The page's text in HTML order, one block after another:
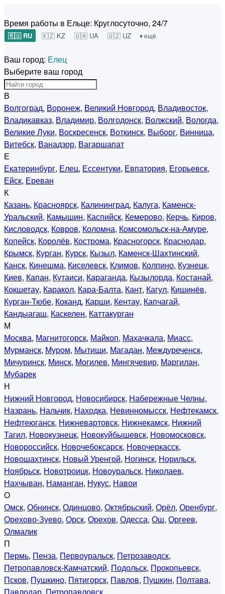
Время работы в Ельце: Круглосуточно, 24/7
🇷🇺 RU 🇰🇿 KZ 🇺🇦 UA 🇺🇿 UZ ▾ ещё
Ваш город: Елец
Выберите ваш город
В
Волгоград, Воронеж, Великий Новгород, Владивосток,
Владикавказ, Владимир, Волгодонск, Волжский, Вологда,
Великие Луки, Воскресенск, Воткинск, Выборг, Винница,
Витебск, Ванадзор, Вагаршапат
Е
Екатеринбург, Елец, Ессентуки, Евпатория, Егорьевск,
Ейск, Ереван
К
Казань, Красноярск, Калининград, Калуга, Каменск-
Уральский, Камышин, Каспийск, Кемерово, Керчь, Киров,
Кисловодск, Ковров, Коломна, Комсомольск-на-Амуре,
Копейск, Королёв, Кострома, Красногорск, Краснодар,
Крымск, Курган, Курск, Кызыл, Каменск-Шахтинский,
Канск, Кинешма, Киселевск, Климов, Колпино, Кузнецк,
Киев, Капан, Кутаиси, Караганда, Кызылорда, Костанай,
Кокшетау, Каракол, Кара-Балта, Кант, Кагул, Кишинёв,
Курган-Тюбе, Коканд, Карши, Кентау, Капчагай,
Кандыагаш, Каскелен, Каттакурган
М
Москва, Магнитогорск, Майкоп, Махачкала, Миасс,
Мурманск, Муром, Мытищи, Магадан, Междуреченск,
Мичуринск, Минск, Могилев, Мингячевир, Маргилан,
Мубарек
Н
Нижний Новгород, Новосибирск, Набережные Челны,
Назрань, Нальчик, Находка, Невинномысск, Нефтекамск,
Нефтеюганск, Нижневартовск, Нижнекамск, Нижний
Тагил, Новокузнецк, Новокуйбышевск, Новомосковск,
Новороссийск, Новочебоксарск, Новочеркасск,
Новошахтинск, Новый Уренгой, Ногинск, Норильск,
Ноябрьск, Новотроицк, Новоуральск, Николаев,
Нахчыван, Наманган, Нукус, Навои
О
Омск, Обнинск, Одинцово, Октябрьский, Орёл, Оренбург,
Орехово-Зуево, Орск, Орехов, Одесса, Ош, Оргеев,
Олмалик
П
Пермь, Пенза, Первоуральск, Петрозаводск,
Петропавловск-Камчатский, Подольск, Прокопьевск,
Псков, Пушкино, Пятигорск, Павлов, Пушкин, Полтава,